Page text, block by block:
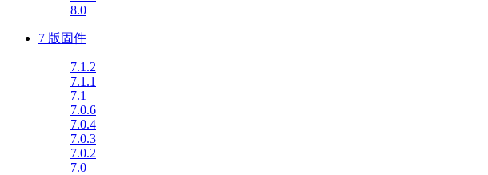
8.0
7 版固件
7.1.2
7.1.1
7.1
7.0.6
7.0.4
7.0.3
7.0.2
7.0